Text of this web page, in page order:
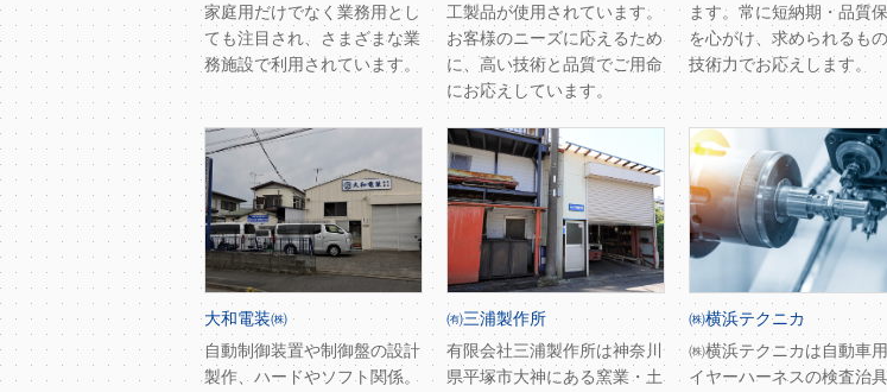
家庭用だけでなく業務用とし
ても注目され、さまざまな業
務施設で利用されています。
工製品が使用されています。
お客様のニーズに応えるため
に、高い技術と品質でご用命
にお応えしています。
ます。常に短納期・品質
を心がけ、求められるも
技術力でお応えします。
大和電装㈱
自動制御装置や制御盤の設計
製作、ハードやソフト関係。
㈲三浦製作所
有限会社三浦製作所は神奈川
県平塚市大神にある窯業・土
㈱横浜テクニカ
㈱横浜テクニカは自動車
イヤーハーネスの検査治